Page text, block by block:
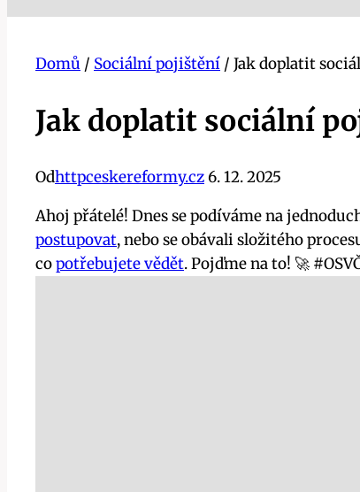
Domů / Sociální pojištění / Jak doplatit
Jak doplatit sociální
Odhttpceskereformy.cz 6. 12. 2025
Ahoj přátelé! Dnes se podíváme na
postupovat, nebo se obávali složitého
copotřebujete vědět. Pojďme na to! 🚀